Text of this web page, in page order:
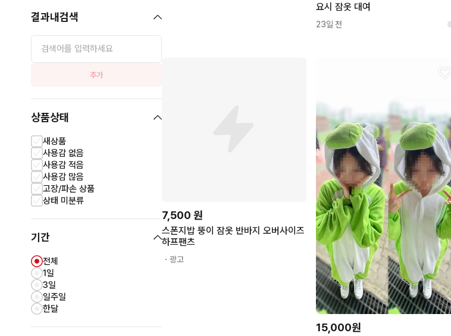
결과내검색
추가
상품상태
새상품
사용감 없음
사용감 적음
사용감 많음
고장/파손 상품
상태 미분류
기간
전체
1일
3일
일주일
한달
요시 잠옷 대여
23일 전
7,500 원
스폰지밥 뚱이 잠옷 반바지 오버사이즈
하프팬츠
・광고
15,000원